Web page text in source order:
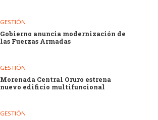
GESTIÓN
Gobierno anuncia modernización de
las Fuerzas Armadas
GESTIÓN
Morenada Central Oruro estrena
nuevo edificio multifuncional
GESTIÓN